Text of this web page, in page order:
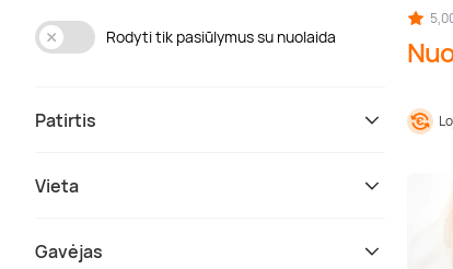
Rodyti tik pasiūlymus su nuolaida
Patirtis
Vieta
Gavėjas